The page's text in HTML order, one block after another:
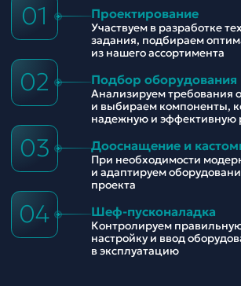
01 Проектирование
Участвуем в разработке
задания, подбираем
из нашего ассортимента
02 Подбор оборудования
Анализируем требования
и выбираем компоненты,
надежную и эффективную
03 Дооснащение и
При необходимости
и адаптируем
проекта
04 Шеф-пусконаладка
Контролируем правильную
настройку и ввод
в эксплуатацию